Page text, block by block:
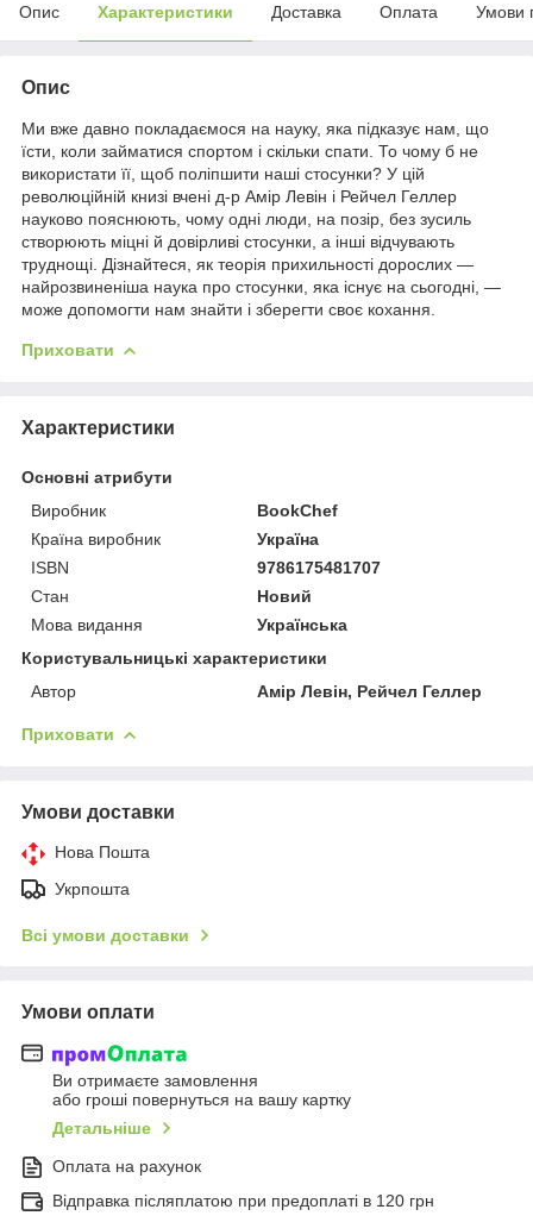
Опис Характеристики Доставка Оплата Умови
Опис
Ми вже давно покладаємося на науку, яка підказує нам, що
їсти, коли займатися спортом і скільки спати. То чому б не
використати її, щоб поліпшити наші стосунки? У цій
революційній книзі вчені д-р Амір Левін і Рейчел Геллер
науково пояснюють, чому одні люди, на позір, без зусиль
створюють міцні й довірливі стосунки, а інші відчувають
труднощі. Дізнайтеся, як теорія прихильності дорослих —
найрозвиненіша наука про стосунки, яка існує на сьогодні, —
може допомогти нам знайти і зберегти своє кохання.
Приховати
Характеристики
Основні атрибути
Виробник
BookChef
Країна виробник
Україна
ISBN
9786175481707
Стан
Новий
Мова видання
Українська
Користувальницькі характеристики
Автор
Амір Левін, Рейчел Геллер
Приховати
Умови доставки
Нова Пошта
Укрпошта
Всі умови доставки
Умови оплати
Ви отримаєте замовлення
або гроші повернуться на вашу картку
Детальніше
Оплата на рахунок
Відправка післяплатою при предоплаті в 120 грн